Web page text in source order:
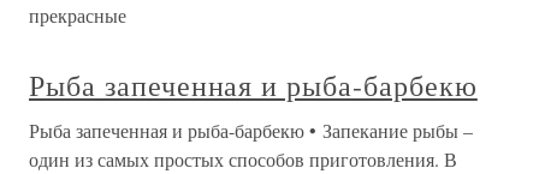
прекрасные
Рыба запеченная и рыба-барбекю
Рыба запеченная и рыба-барбекю • Запекание рыбы –
один из самых простых способов приготовления. В